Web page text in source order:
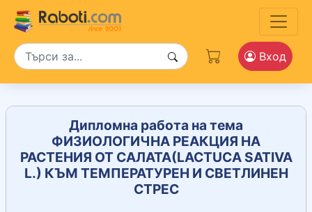
Вход
Дипломна работа на тема
ФИЗИОЛОГИЧНА РЕАКЦИЯ НА
РАСТЕНИЯ ОТ САЛАТА(LACTUCA SATIVA
L.) КЪМ ТЕМПЕРАТУРЕН И СВЕТЛИНЕН
СТРЕС